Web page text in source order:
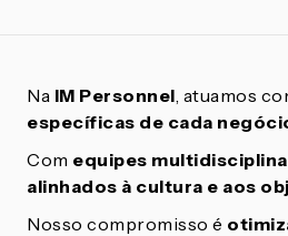
Na IM Personnel, atuamos
específicas de cada
Com equipes
alinhados à cultura e aos
Nosso compromisso é